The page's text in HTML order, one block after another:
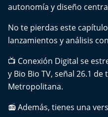
Agenda Propia
Chile, Historia de 30 años
Carrera a La Moneda
autonomía y diseño
No te pierdas este
lanzamientos y análisis
📺 Conexión Digital se
y Bio Bio TV, señal 26.1
Metropolitana.
📻 Además, tienes una